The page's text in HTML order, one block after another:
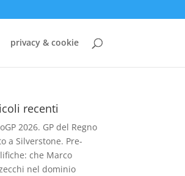
privacy & cookie
recenti
2026. GP del Regno
a Silverstone. Pre-
che Marco
nel dominio